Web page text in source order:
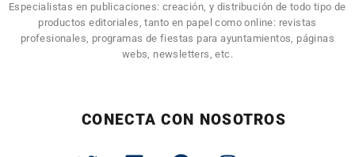
Especialistas en publicaciones: creación, y distribución de todo tipo de
productos editoriales, tanto en papel como online: revistas
profesionales, programas de fiestas para ayuntamientos, páginas
webs, newsletters, etc.
CONECTA CON NOSOTROS